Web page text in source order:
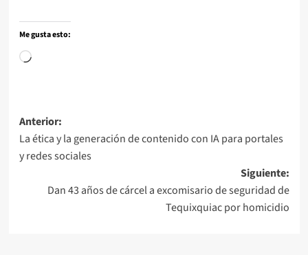
Me gusta esto:
Anterior:
La ética y la generación de contenido con IA para portales
y redes sociales
Siguiente:
Dan 43 años de cárcel a excomisario de seguridad de
Tequixquiac por homicidio